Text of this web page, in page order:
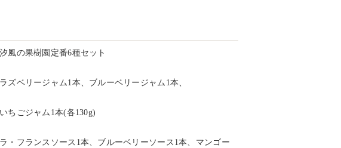
汐風の果樹園定番6種セット
ラズベリージャム1本、ブルーベリージャム1本、
いちごジャム1本(各130g)
ラ・フランスソース1本、ブルーベリーソース1本、マンゴー